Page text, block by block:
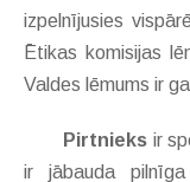
izpelnījusies
Ētikas komisijas
Valdes lēmums ir
Pirtnieks ir
ir jābauda